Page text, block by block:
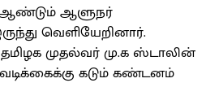
ஆளுநர்
வெளியேறினார்.
முதல்வர் மு.க ஸ்டாலின்
கடும் கண்டனம்